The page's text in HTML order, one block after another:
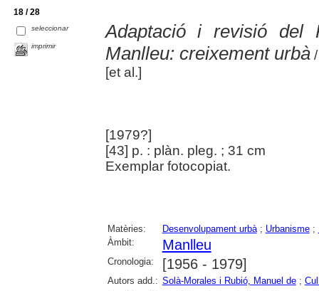
18 / 28
seleccionar
imprimir
Adaptació i revisió del
Manlleu: creixement urbà/
[et al.]
[1979?]
[43] p. : plàn. pleg. ; 31 cm
Exemplar fotocopiat.
Matèries: Desenvolupament urbà; Urbanisme;
Àmbit:
Manlleu
Cronologia: [1956 - 1979]
Autors add.: Solà-Morales i Rubió, Manuel de;